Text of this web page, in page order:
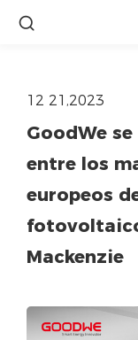
12 21,2023
GoodWe
entre los
europeos
Mackenzie